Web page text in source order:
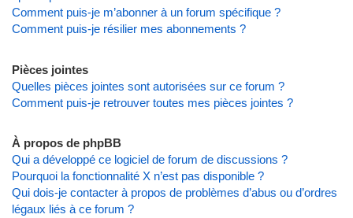
Comment puis-je m’abonner à un forum spécifique ?
Comment puis-je résilier mes abonnements ?
Pièces jointes
Quelles pièces jointes sont autorisées sur ce forum ?
Comment puis-je retrouver toutes mes pièces jointes ?
À propos de phpBB
Qui a développé ce logiciel de forum de discussions ?
Pourquoi la fonctionnalité X n’est pas disponible ?
Qui dois-je contacter à propos de problèmes d’abus ou d’ordres
légaux liés à ce forum ?